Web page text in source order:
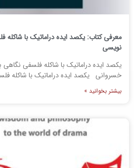
معرفی کتاب: یکصد ایده دراماتیک با شاکله
نویسی
یکصد ایده دراماتیک با شاکله فلسفی نگاهی
خسروانی یکصد ایده دراماتیک با شاکله
بیشتر بخوانید »